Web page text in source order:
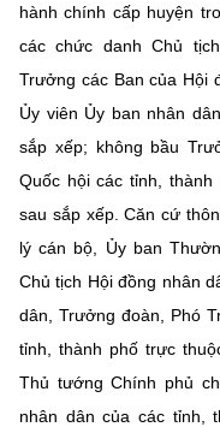
hành chính cấp huyện
các chức danh Chủ
Trưởng các Ban của Hội
Ủy viên Ủy ban nhân
sắp xếp; không bầu
Quốc hội các tỉnh,
sau sắp xếp. Căn cứ
lý cán bộ, Ủy ban
Chủ tịch Hội đồng nhân
dân, Trưởng đoàn, Phó
tỉnh, thành phố trực
Thủ tướng Chính phủ
nhân dân của các tỉnh,